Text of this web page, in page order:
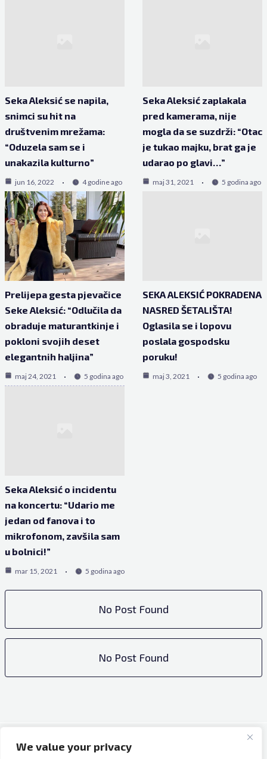
We value your privacy
Seka Aleksić se napila,
snimci su hit na
društvenim mrežama:
“Oduzela sam se i
unakazila kulturno”
jun 16, 2022 4 godine ago
Seka Aleksić zaplakala
pred kamerama, nije
mogla da se suzdrži: “Otac
je tukao majku, brat ga je
udarao po glavi…”
maj 31, 2021 5 godina ago
Prelijepa gesta pjevačice
Seke Aleksić: “Odlučila da
obraduje maturantkinje i
pokloni svojih deset
elegantnih haljina”
maj 24, 2021 5 godina ago
SEKA ALEKSIĆ POKRADENA
NASRED ŠETALIŠTA!
Oglasila se i lopovu
poslala gospodsku
poruku!
maj 3, 2021 5 godina ago
Seka Aleksić o incidentu
na koncertu: “Udario me
jedan od fanova i to
mikrofonom, zavšila sam
u bolnici!”
mar 15, 2021 5 godina ago
No Post Found
No Post Found
Copyright © 2026 Bh Dijaspora.